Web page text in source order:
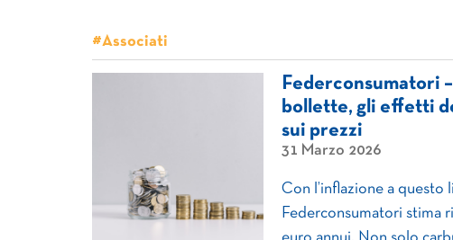
#Associati
Federconsumatori
bollette, gli effetti
sui prezzi
31 Marzo 2026
Con l’inflazione a questo
Federconsumatori stima